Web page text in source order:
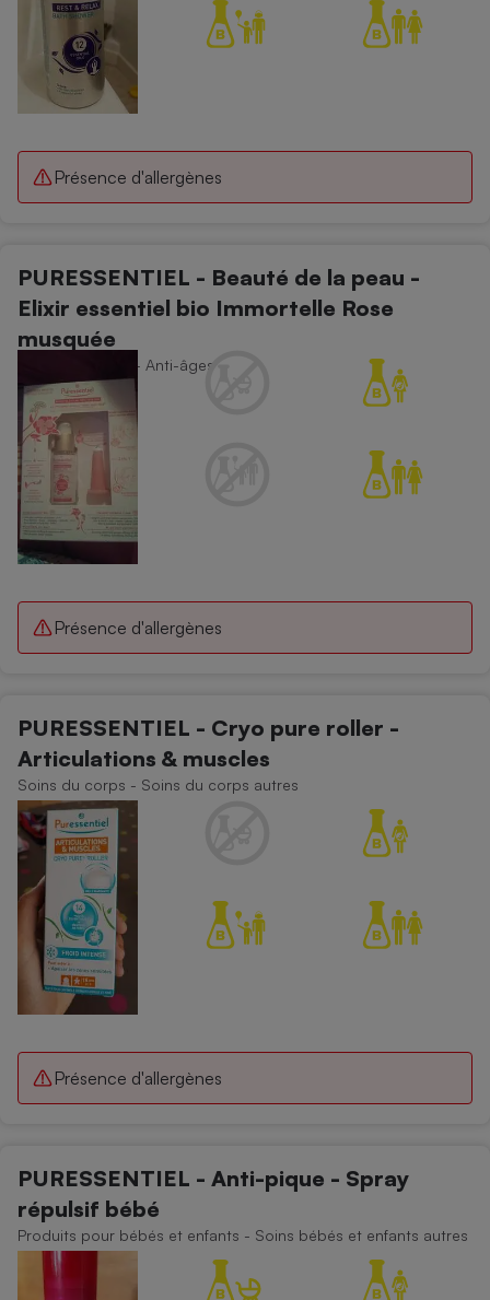
Présence d'allergènes
PURESSENTIEL - Beauté de la peau -
Elixir essentiel bio Immortelle Rose
musquée
Soins du visage - Anti-âges
Présence d'allergènes
PURESSENTIEL - Cryo pure roller -
Articulations & muscles
Soins du corps - Soins du corps autres
Présence d'allergènes
PURESSENTIEL - Anti-pique - Spray
répulsif bébé
Produits pour bébés et enfants - Soins bébés et enfants autres